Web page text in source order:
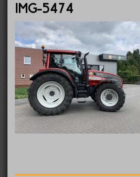
IMG-5474